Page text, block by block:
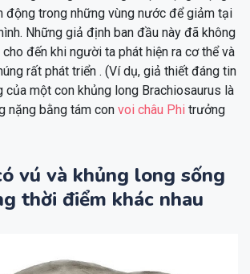
động trong những vùng nước để giảm tại
Những giả định ban đầu này đã không
đến khi người ta phát hiện ra cơ thể và
rất phát triển . (Ví dụ, giả thiết đáng tin
của một con khủng long Brachiosaurus là
nặng bằng tám con voi châu Phi trưởng
vú và khủng long sống
thời điểm khác nhau